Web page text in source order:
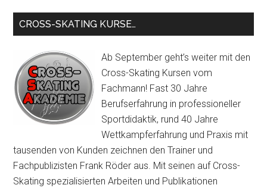
CROSS-SKATING KURSE…
Ab September geht’s weiter mit den
Cross-Skating Kursen vom
Fachmann! Fast 30 Jahre
Berufserfahrung in professioneller
Sportdidaktik, rund 40 Jahre
Wettkampferfahrung und Praxis mit
tausenden von Kunden zeichnen den Trainer und
Fachpublizisten Frank Röder aus. Mit seinen auf Cross-
Skating spezialisierten Arbeiten und Publikationen